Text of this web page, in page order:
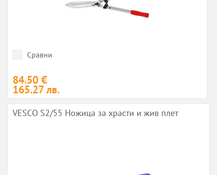
Сравни
84.50 €
165.27 лв.
VESCO S2/55 Ножица за храсти и жив плет